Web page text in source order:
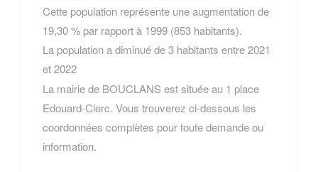
Cette population représente une augmentation de
19,30 % par rapport à 1999 (853 habitants).
La population a diminué de 3 habitants entre 2021
et 2022
La mairie de BOUCLANS est située au 1 place
Edouard-Clerc. Vous trouverez ci-dessous les
coordonnées complètes pour toute demande ou
information.